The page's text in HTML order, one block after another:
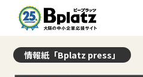
情報紙「Bplatz press」